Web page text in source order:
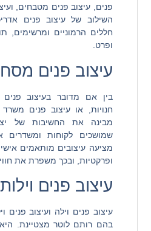
פנים, עיצוב פנים מטבחים,
השילוב של עיצוב פנים
חללים הרמוניים ומרשימים,
ופרט.
עיצוב פנים
בין אם מדובר בעיצוב
חנויות, או עיצוב פנים
מבינה את החשיבות של
שמושכים לקוחות
מציעה עיצובים מותאמים
ופרקטיות, ובכך משפרת את
עיצוב פנים
עיצוב פנים וילה ועיצוב פנים
בהם רותם לוטר מצטיינת.